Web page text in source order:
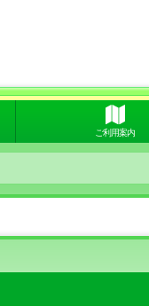
ご利用案内